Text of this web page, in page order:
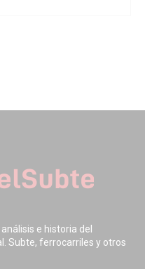
e historia del
Subte, ferrocarriles y otros